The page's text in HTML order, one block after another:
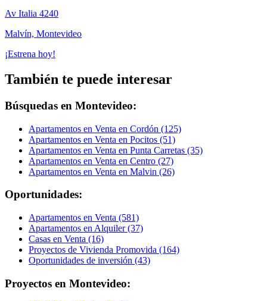
Av Italia 4240
Malvín, Montevideo
¡Estrena hoy!
También te puede interesar
Búsquedas en Montevideo:
Apartamentos en Venta en Cordón (125)
Apartamentos en Venta en Pocitos (51)
Apartamentos en Venta en Punta Carretas (35)
Apartamentos en Venta en Centro (27)
Apartamentos en Venta en Malvin (26)
Oportunidades:
Apartamentos en Venta (581)
Apartamentos en Alquiler (37)
Casas en Venta (16)
Proyectos de Vivienda Promovida (164)
Oportunidades de inversión (43)
Proyectos en Montevideo: